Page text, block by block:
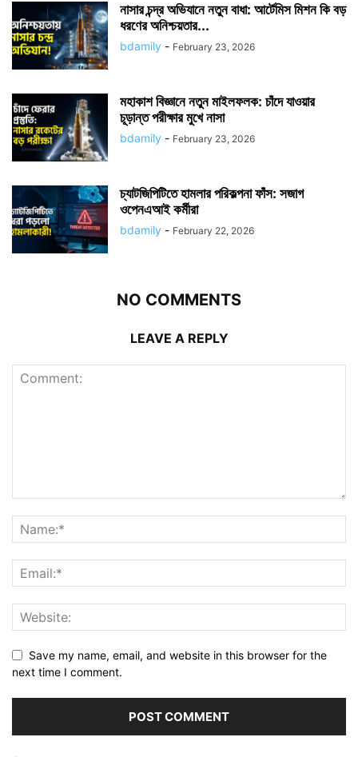
নাসার চন্দ্র অভিযানে নতুন বাধা: আর্টেমিস মিশন কি বড়
ধরণের অনিশ্চয়তার...
bdamily - February 23, 2026
মহাকাশ বিজ্ঞানে নতুন মাইলফলক: চাঁদে যাওয়ার
চূড়ান্ত পরীক্ষার মুখে নাসা
bdamily - February 23, 2026
চ্যাটজিপিটিতে হামলার পরিকল্পনা ফাঁস: সজাগ
ওপেনএআই কর্মীরা
bdamily - February 22, 2026
NO COMMENTS
LEAVE A REPLY
Save my name, email, and website in this browser for the
next time I comment.